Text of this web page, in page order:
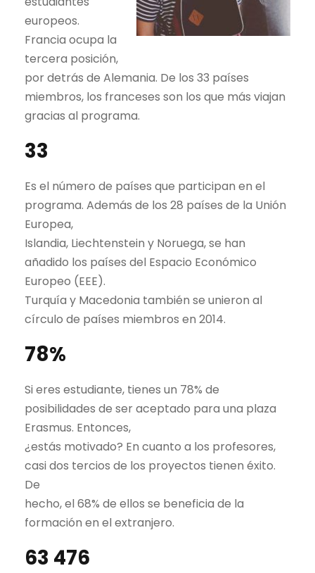
europeos.
Francia ocupa la
tercera posición,
por detrás de Alemania. De los 33 países
miembros, los franceses son los que más viajan
gracias al programa.
33
Es el número de países que participan en el
programa. Además de los 28 países de la Unión
Europea,
Islandia, Liechtenstein y Noruega, se han
añadido los países del Espacio Económico
Europeo (EEE).
Turquía y Macedonia también se unieron al
círculo de países miembros en 2014.
78%
Si eres estudiante, tienes un 78% de
posibilidades de ser aceptado para una plaza
Erasmus. Entonces,
¿estás motivado? En cuanto a los profesores,
casi dos tercios de los proyectos tienen éxito.
De
hecho, el 68% de ellos se beneficia de la
formación en el extranjero.
63 476